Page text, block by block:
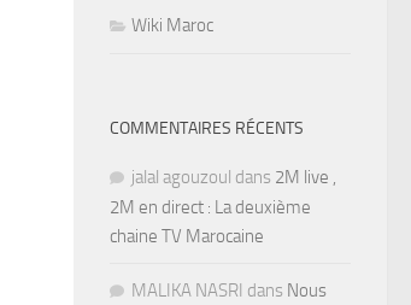
Wiki Maroc
COMMENTAIRES RÉCENTS
jalal agouzoul dans 2M live ,
2M en direct : La deuxième
chaine TV Marocaine
MALIKA NASRI dans Nous